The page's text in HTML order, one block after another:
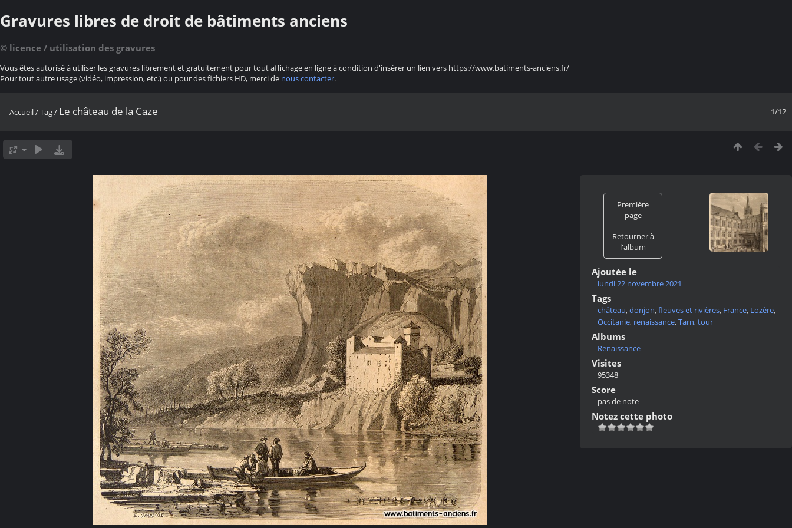
Gravures libres de droit de bâtiments anciens
© licence / utilisation des gravures
Vous êtes autorisé à utiliser les gravures librement et gratuitement pour tout affichage en ligne à condition d'insérer un lien vers https://www.batiments-anciens.fr/
Pour tout autre usage (vidéo, impression, etc.) ou pour des fichiers HD, merci de nous contacter.
1/12
Accueil/Tag/ Le château de la Caze
Première
page
Retourner à
l'album
Ajoutée le
lundi 22 novembre 2021
Tags
château,donjon,fleuves et rivières, France, Lozère,
Occitanie, renaissance,Tarn,tour
Albums
Renaissance
Visites
95348
Score
pas de note
Notez cette photo